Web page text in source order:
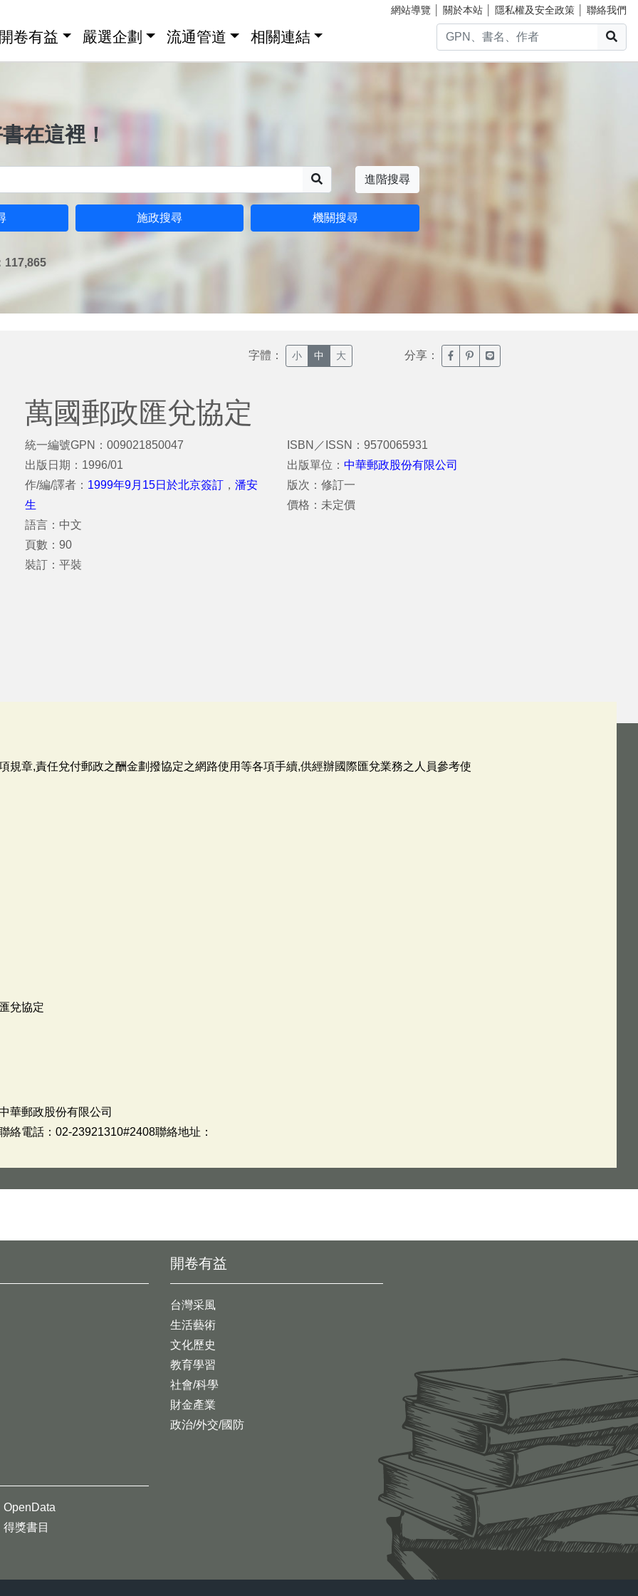
網站導覽 關於本站 隱私權及安全政策 聯絡我們
卷有益 嚴選企劃 流通管道 相關連結
在這裡！
進階搜尋
施政搜尋 機關搜尋
117,865
字體： 小 中 大 分享： 臉書分享(另開新視窗)
噗浪分享(另開新視窗)
Line分享(另開新視窗)
萬國郵政匯兌協定
統一編號GPN：009021850047
出版日期：1996/01
作/編/譯者： 1999年9月15日於北京簽訂 ， 潘安
生
語言：中文
頁數：90
裝訂：平裝
ISBN／ISSN：9570065931
出版單位：中華郵政股份有限公司
版次：修訂一
價格：未定價
規章,責任兌付郵政之酬金劃撥協定之網路使用等各項手續,供經辦國際匯兌業務之人員參考使
兌協定
華郵政股份有限公司
絡電話：02-23921310#2408聯絡地址：
開卷有益
台灣采風
生活藝術
文化歷史
教育學習
社會/科學
財金產業
政治/外交/國防
OpenData
得獎書目